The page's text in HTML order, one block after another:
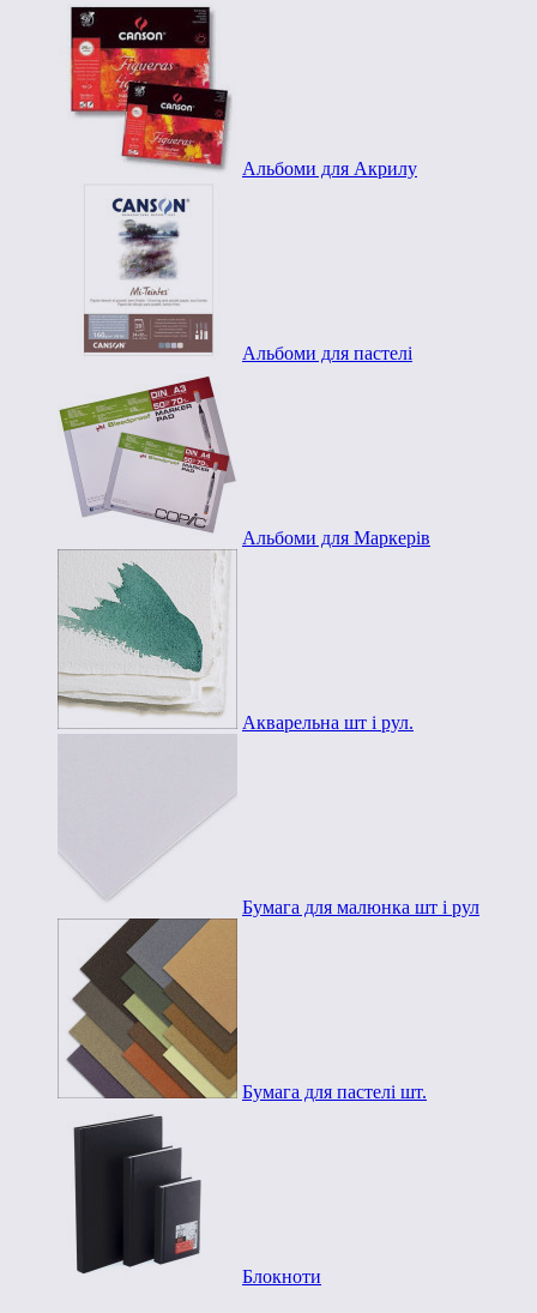
Альбоми для Акрилу
Альбоми для пастелі
Альбоми для Маркерів
Акварельна шт і рул.
Бумага для малюнка шт і рул
Бумага для пастелі шт.
Блокноти